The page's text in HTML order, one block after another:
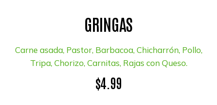
GRINGAS
Carne asada, Pastor, Barbacoa, Chicharrón, Pollo,
Tripa, Chorizo, Carnitas, Rajas con Queso.
$4.99